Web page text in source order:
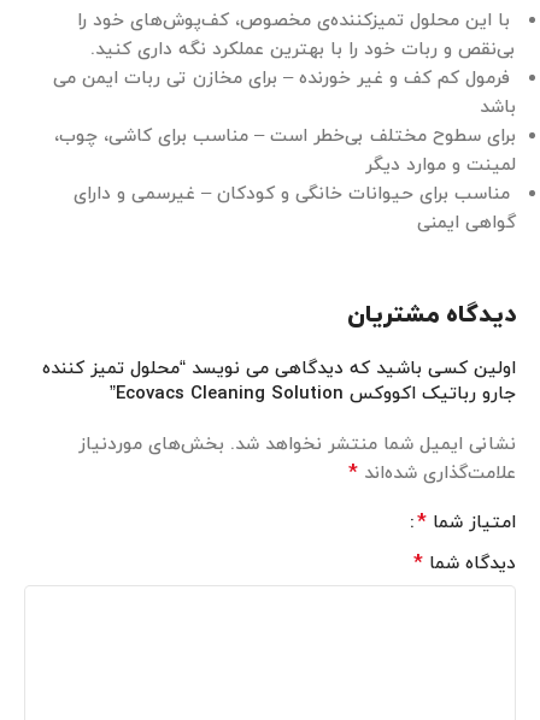
با این محلول تمیزکننده‌ی مخصوص، کف‌پوش‌های خود را
بی‌نقص و ربات خود را با بهترین عملکرد نگه داری کنید.
فرمول کم کف و غیر خورنده – برای مخازن تی ربات ایمن می
باشد
برای سطوح مختلف بی‌خطر است – مناسب برای کاشی، چوب،
لمینت و موارد دیگر
مناسب برای حیوانات خانگی و کودکان – غیرسمی و دارای
گواهی ایمنی
دیدگاه مشتریان
اولین کسی باشید که دیدگاهی می نویسد “محلول تمیز کننده
جارو رباتیک اکووکس Ecovacs Cleaning Solution”
نشانی ایمیل شما منتشر نخواهد شد. بخش‌های موردنیاز
علامت‌گذاری شده‌اند *
امتیاز شما *
دیدگاه شما *